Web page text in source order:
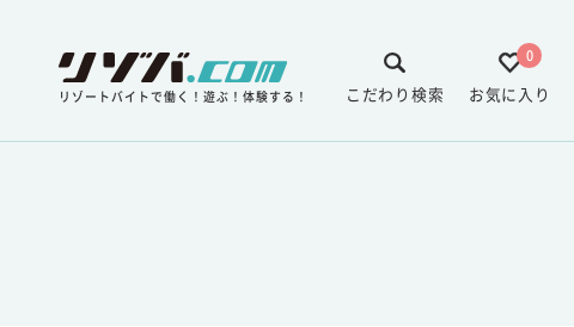
リゾートバイトで働く！遊ぶ！体験する！
0
お気に入り
こだわり検索